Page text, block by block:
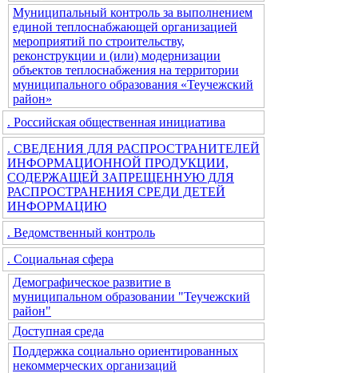
Муниципальный контроль за выполнением
единой теплоснабжающей организацией
мероприятий по строительству,
реконструкции и (или) модернизации
объектов теплоснабжения на территории
муниципального образования «Теучежский
район»
. Российская общественная инициатива
. СВЕДЕНИЯ ДЛЯ РАСПРОСТРАНИТЕЛЕЙ
ИНФОРМАЦИОННОЙ ПРОДУКЦИИ,
СОДЕРЖАЩЕЙ ЗАПРЕЩЕННУЮ ДЛЯ
РАСПРОСТРАНЕНИЯ СРЕДИ ДЕТЕЙ
ИНФОРМАЦИЮ
. Ведомственный контроль
. Социальная сфера
Демографическое развитие в
муниципальном образовании "Теучежский
район"
Доступная среда
Поддержка социально ориентированных
некоммерческих организаций